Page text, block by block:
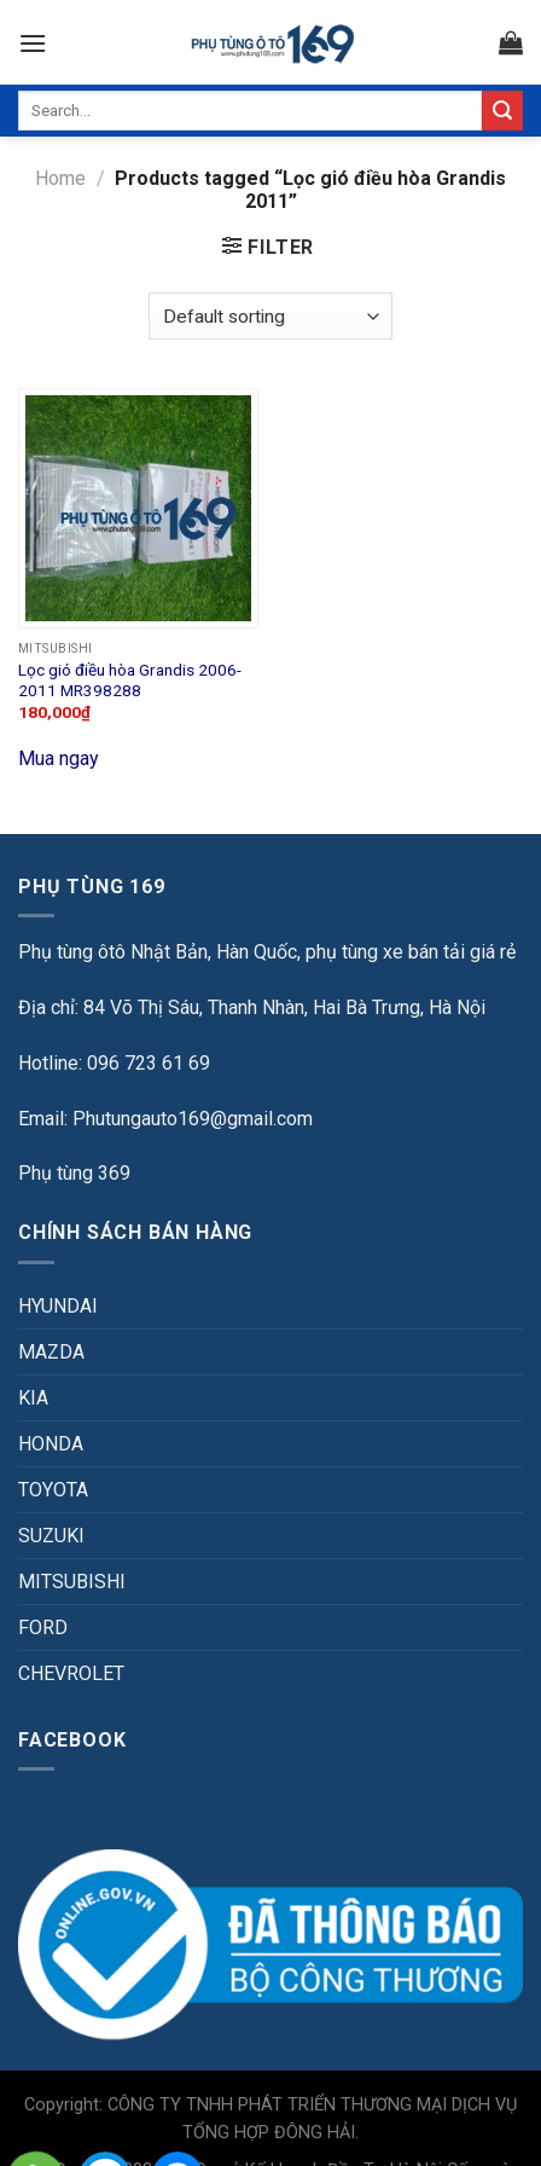
Home / Products tagged “Lọc gió điều hòa Grandis
2011”
FILTER
MITSUBISHI
Lọc gió điều hòa Grandis 2006-
2011 MR398288
180,000₫
Mua ngay
PHỤ TÙNG 169
Phụ tùng ôtô Nhật Bản, Hàn Quốc, phụ tùng xe bán tải giá rẻ
Địa chỉ: 84 Võ Thị Sáu, Thanh Nhàn, Hai Bà Trưng, Hà Nội
Hotline: 096 723 61 69
Email: Phutungauto169@gmail.com
Phụ tùng 369
CHÍNH SÁCH BÁN HÀNG
HYUNDAI
MAZDA
KIA
HONDA
TOYOTA
SUZUKI
MITSUBISHI
FORD
CHEVROLET
FACEBOOK
Copyright: CÔNG TY TNHH PHÁT TRIỂN THƯƠNG MẠI DỊCH VỤ
TỔNG HỢP ĐÔNG HẢI.